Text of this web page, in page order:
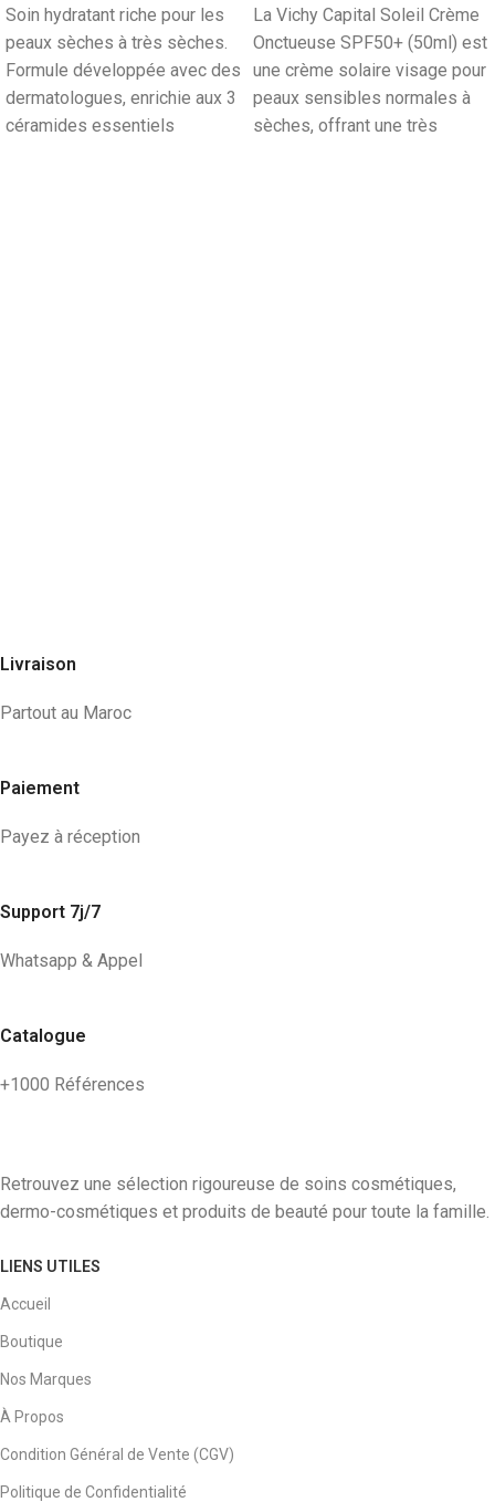
Soin hydratant riche pour les
peaux sèches à très sèches.
Formule développée avec des
dermatologues, enrichie aux 3
céramides essentiels
La Vichy Capital Soleil Crème
Onctueuse SPF50+ (50ml) est
une crème solaire visage pour
peaux sensibles normales à
sèches, offrant une très
Livraison
Partout au Maroc
Paiement
Payez à réception
Support 7j/7
Whatsapp & Appel
Catalogue
+1000 Références
Retrouvez une sélection rigoureuse de soins cosmétiques,
dermo-cosmétiques et produits de beauté pour toute la famille.
LIENS UTILES
Accueil
Boutique
Nos Marques
À Propos
Condition Général de Vente (CGV)
Politique de Confidentialité